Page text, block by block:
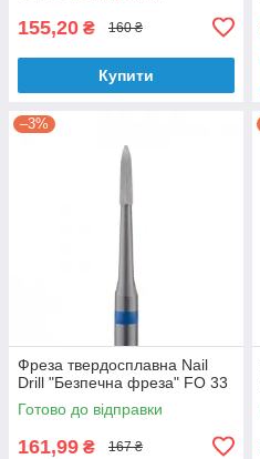
155,20 ₴ 160 ₴
Купити
–3%
Фреза твердосплавна Nail
Drill "Безпечна фреза" FO 33
Готово до відправки
161,99 ₴ 167 ₴